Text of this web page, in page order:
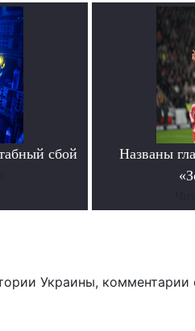
сбой
Названы
Украины,